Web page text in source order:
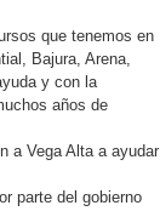
que tenemos en
Bajura, Arena,
y con la
años de
a Vega Alta a ayudar
parte del gobierno